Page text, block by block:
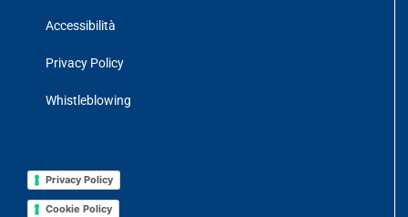
Accessibilità
Privacy Policy
Whistleblowing
Privacy Policy
Cookie Policy